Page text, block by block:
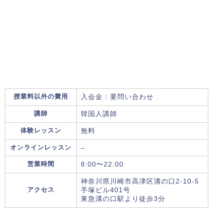
授業料以外の費用 入会金：要問い合わせ
講師 韓国人講師
体験レッスン 無料
オンラインレッスン –
営業時間 8:00〜22:00
アクセス
神奈川県川崎市高津区溝の口2-10-5
手塚ビル401号
東急溝の口駅より徒歩3分